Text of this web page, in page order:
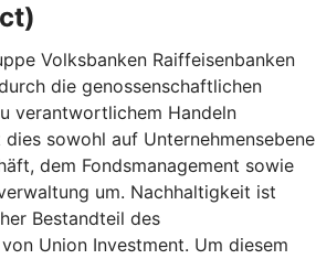
Volksbanken Raiffeisenbanken
die genossenschaftlichen
verantwortlichem Handeln
sowohl auf Unternehmensebene
dem Fondsmanagement sowie
um. Nachhaltigkeit ist
Bestandteil des
Union Investment. Um diesem